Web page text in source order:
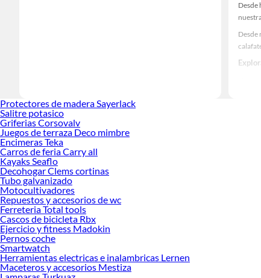
Desde
Desde
Protectores de madera Sayerlack
Salitre potasico
Griferias Corsovalv
Juegos de terraza Deco mimbre
Encimeras Teka
Carros de feria Carry all
Kayaks Seaflo
Decohogar Clems cortinas
Tubo galvanizado
Motocultivadores
Repuestos y accesorios de wc
Ferreteria Total tools
Cascos de bicicleta Rbx
Ejercicio y fitness Madokin
Pernos coche
Smartwatch
Herramientas electricas e inalambricas Lernen
Maceteros y accesorios Mestiza